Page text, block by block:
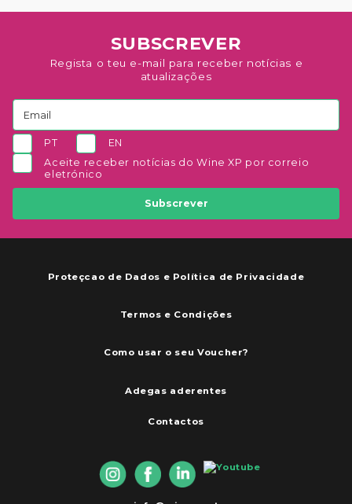
SUBSCREVER
Regista o teu e-mail para receber notícias e
atualizações
PT
EN
Aceite receber notícias do Wine XP por correio
eletrónico
Subscrever
Proteçcao de Dados e Política de Privacidade
Termos e Condições
Como usar o seu Voucher?
Adegas aderentes
Contactos